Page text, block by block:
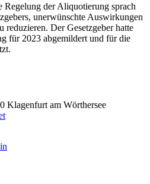
Regelung der Aliquotierung sprach
unerwünschte Auswirkungen
reduzieren. Der Gesetzgeber hatte
für 2023 abgemildert und für die
Klagenfurt am Wörthersee